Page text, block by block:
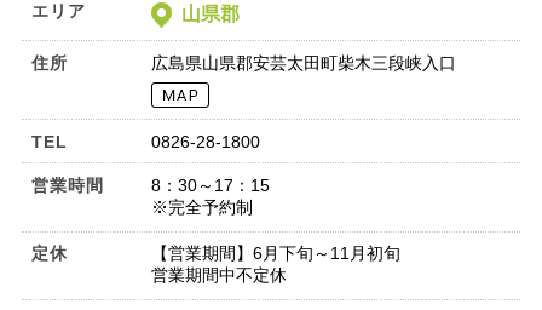
エリア 山県郡
住所 広島県山県郡安芸太田町柴木三段峡入口
TEL 0826-28-1800
営業時間
8：30～17：15
※完全予約制
定休
【営業期間】6月下旬～11月初旬
営業期間中不定休